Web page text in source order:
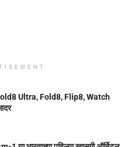
Ultra, Fold8, Flip8, Watch